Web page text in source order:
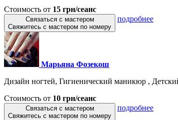
Стоимость от 15 грн/сеанс
Связаться с мастером
Свяжитесь с мастером по номеру
подробнее
Марьяна Фозекош
Дизайн ногтей, Гигиенический маникюр ,
Стоимость от 10 грн/сеанс
Связаться с мастером
Свяжитесь с мастером по номеру
подробнее